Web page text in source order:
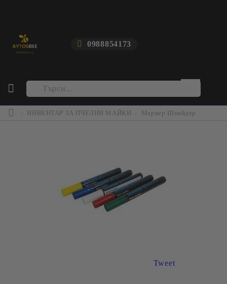
0988854173
ИНВЕНТАР ЗА ПЧЕЛНИ МАЙКИ Маркер Шнайдер
Tweet